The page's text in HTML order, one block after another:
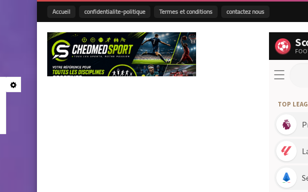
Accueil confidentialite-politique Termes et conditions contactez nous